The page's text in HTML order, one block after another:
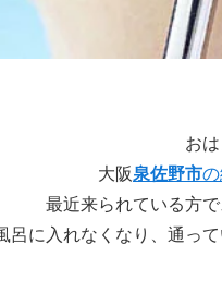
お
大阪泉佐野市
最近来られている方で
呂に入れなくなり、通っ